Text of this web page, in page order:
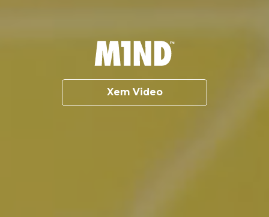
Xem Video